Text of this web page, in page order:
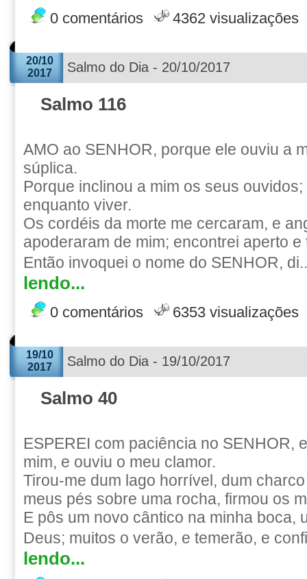
0 comentários 4362 visualizações
20/10
2017
Salmo do Dia - 20/10/2017
Salmo 116
AMO ao SENHOR, porque ele ouviu a
súplica.
Porque inclinou a mim os seus
enquanto viver.
Os cordéis da morte me cercaram, e
apoderaram de mim; encontrei aperto e
Então invoquei o nome do SENHOR,
lendo...
0 comentários 6353 visualizações
19/10
2017
Salmo do Dia - 19/10/2017
Salmo 40
ESPEREI com paciência no SENHOR,
mim, e ouviu o meu clamor.
Tirou-me dum lago horrível, dum
meus pés sobre uma rocha, firmou os
E pôs um novo cântico na minha boca,
Deus; muitos o verão, e temerão, e
lendo...